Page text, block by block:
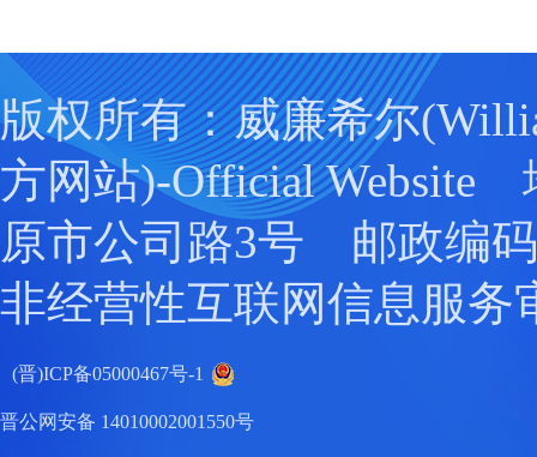
版权所有：威廉希尔
方网站)-Official Website
原市公司路3号 邮政编码
非经营性互联网信息服务
(晋)ICP备05000467号-1
晋公网安备 14010002001550号